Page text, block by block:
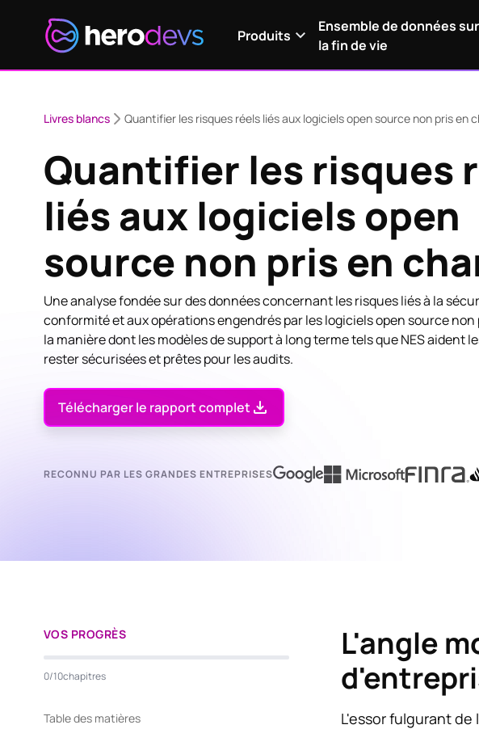
Produits
Ensemble de données sur
la fin de vie
Livres blancs Quantifier les risques réels liés aux logiciels open source non pris en
Quantifier les risques
liés aux logiciels open
source non pris en
Une analyse fondée sur des données concernant les risques liés à la
conformité et aux opérations engendrés par les logiciels open source non
la manière dont les modèles de support à long terme tels que NES aident
rester sécurisées et prêtes pour les audits.
Télécharger le rapport complet
RECONNU PAR LES GRANDES ENTREPRISES
VOS PROGRÈS
0/10chapitres
Table des matières
L'angle
L'essor fulgurant